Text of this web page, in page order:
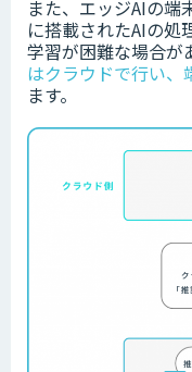
また、エッジAIの端
に搭載されたAIの処
学習が困難な場合が
はクラウドで行い、
ます。